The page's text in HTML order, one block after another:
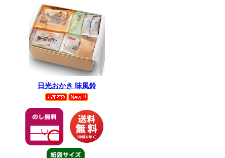
日光おかき 味風鈴